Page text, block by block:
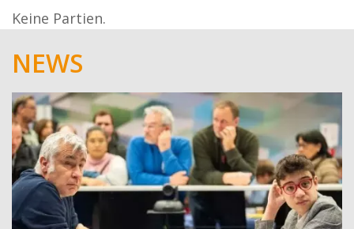
Keine Partien.
NEWS